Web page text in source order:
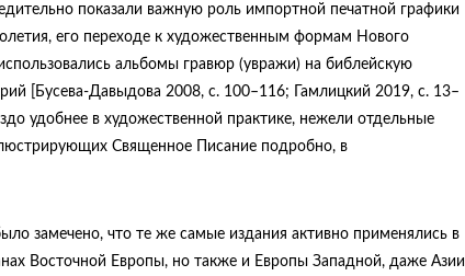
показали важную роль импортной печатной графики
его переходе к художественным формам Нового
альбомы гравюр (увражи) на библейскую
[Бусева-Давыдова 2008, c. 100–116; Гамлицкий 2019, c. 13–
удобнее в художественной практике, нежели отдельные
Священное Писание подробно, в
замечено, что те же самые издания активно применялись в
Восточной Европы, но также и Европы Западной, даже Азии